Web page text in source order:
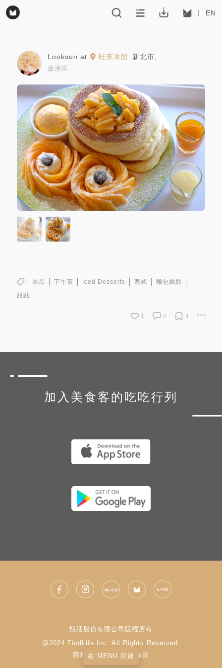
EN
Looksun at 旺來冰館 新北市
蘆洲區
冰品 下午茶 Iced Desserts 西式
麵包糕點
甜點
1 0 4
在 MENU 開啟
加入美食客的吃吃行列
找活股份有限公司版權所有
@2024 FindLife Inc. All Rights Reserved.
隱私權政策
| 使用條款